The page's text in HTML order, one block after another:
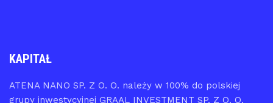
KAPITAŁ
ATENA NANO SP. Z O. O. należy w 100% do polskiej
grupy inwestycyjnej GRAAL INVESTMENT SP. Z O. O.